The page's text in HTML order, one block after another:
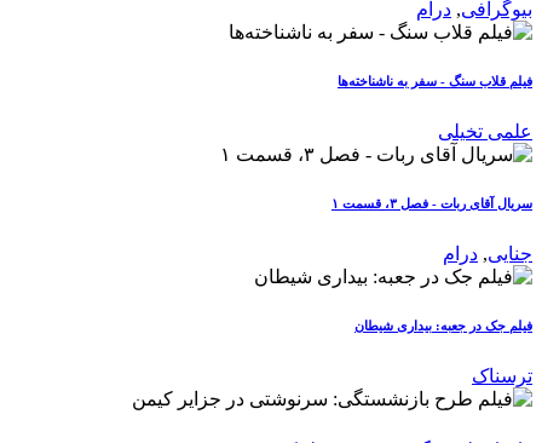
بیوگرافی, درام
فیلم قلاب سنگ - سفر به ناشناخته‌ها
علمی تخیلی
سریال آقای ربات - فصل ۳، قسمت ۱
جنایی, درام
فیلم جک در جعبه: بیداری شیطان
ترسناک